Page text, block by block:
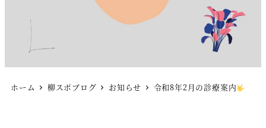
ホーム 柳スポブログ お知らせ 令和8年2月の診療案内